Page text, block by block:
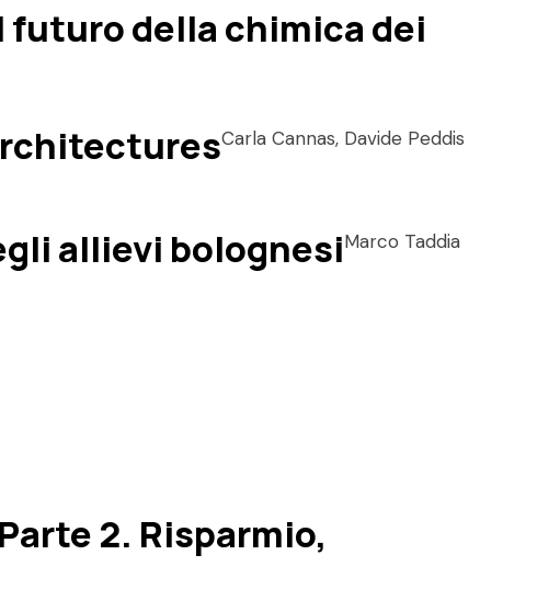
futuro della chimica dei
Carla Cannas, Davide Peddis
allievi bolognesiMarco Taddia
2. Risparmio,